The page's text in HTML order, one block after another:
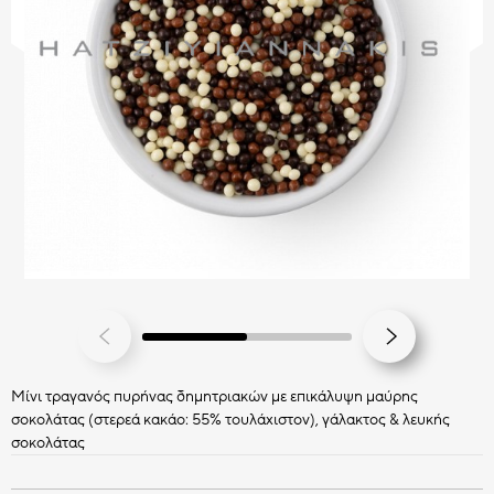
CHOCO BITS
HATZIYIANNAKIS
PROFESSIONAL
ΣΟΚΟΛΑΤΕΝΙΑ ΔΙΑΚΟΣΜΗΤΙΚΑ
ΚΑΣ ΚΑΣ
Όλα τα Διακοσμητικά
Όλα τα Choco Bits
Mίνι τραγανός πυρήνας δημητριακών με επικάλυψη μαύρης
σοκολάτας (στερεά κακάο: 55% τουλάχιστον), γάλακτος & λευκής
σοκολάτας